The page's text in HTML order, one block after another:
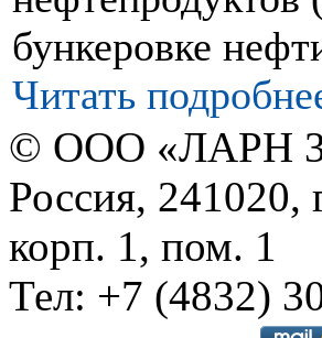
бункеровке
Читать
© ООО «ЛАРН
Россия, 241020,
корп. 1, пом. 1
Тел: +7 (4832)